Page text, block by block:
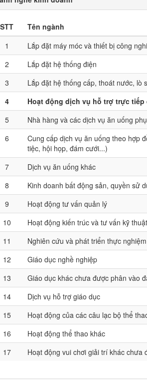
STT Tên ngành
1
Lắp đặt máy móc và thiết bị công
2
Lắp đặt hệ thống điện
3
Lắp đặt hệ thống cấp, thoát nước, lò
4
Hoạt động dịch vụ hỗ trợ trực
5
Nhà hàng và các dịch vụ ăn uống
6
Cung cấp dịch vụ ăn uống theo hợp
tiệc, hội họp, đám cưới...)
7 Dịch vụ ăn uống khác
8
Kinh doanh bất động sản, quyền sử
9
Hoạt động tư vấn quản lý
10
Hoạt động kiến trúc và tư vấn kỹ
11
Nghiên cứu và phát triển thực
12
Giáo dục nghề nghiệp
13
Giáo dục khác chưa được phân vào
14
Dịch vụ hỗ trợ giáo dục
15
Hoạt động của các câu lạc bộ thể
16
Hoạt động thể thao khác
17
Hoạt động vui chơi giải trí khác chưa